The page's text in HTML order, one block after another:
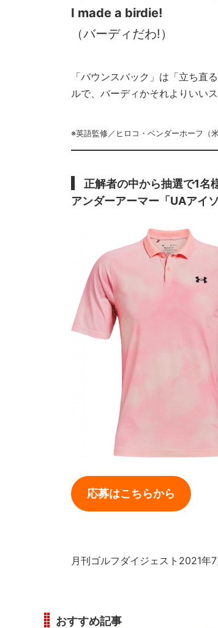
I made a birdie!
（バーディだわ!）
「バウンスバック」は「立ち直
ルで、バーディかそれよりいい
※英語監修／ヒロコ・ベンダーホーフ（
正解者の中から抽選で1名
アンダーアーマー「UAアイ
応募はこちらから
月刊ゴルフダイジェスト2021年7
おすすめ記事